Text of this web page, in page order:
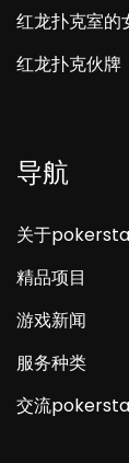
红龙扑克室的
红龙扑克伙牌
导航
关于
精品项目
游戏新闻
服务种类
交流